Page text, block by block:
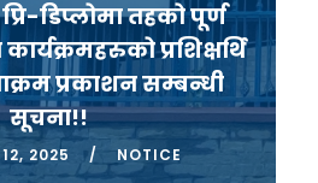
डिप्लोमा तहको पूर्ण
प्रशिक्षर्थि
प्रकाशन सम्बन्धी
सूचना!!
2025 NOTICE